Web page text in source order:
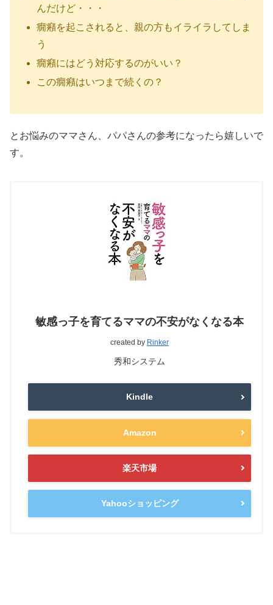
んだけど・・・
癇癪を起こされると、親の方もイライラしてしま
う
癇癪にはどう対応するのがいい？
この癇癪はいつまで続くの？
とお悩みのママさん、パパさんの参考になったら嬉しいで
す。
敏感っ子を育てるママの不安がなくなる本
created by Rinker
秀和システム
Kindle
Amazon
楽天市場
Yahooショッピング